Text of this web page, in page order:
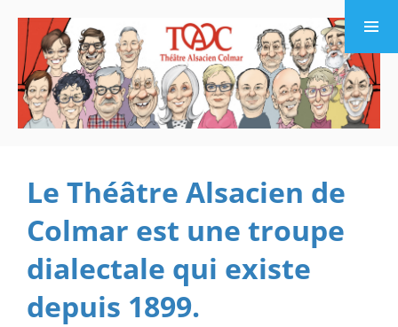
Menu et
widgets
Le Théâtre Alsacien de
Colmar est une troupe
dialectale qui existe
depuis 1899.